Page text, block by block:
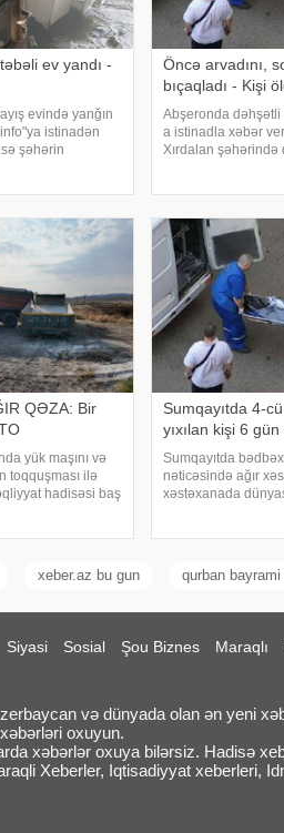
ev yandı -
evində yanğın
istinadən
şəhərin
Öncə arvadını,
bıçaqladı - Kişi
Abşeronda
a istinadla xəbər
Xırdalan şəhərində
Nəticəd
QƏZA: Bir
yük maşını və
toqquşması ilə
hadisəsi baş
Sumqayıtda 4-
yıxılan kişi 6
Sumqayıtda
nəticəsində ağır
xəstəxanada
xeber.az bu gun qurban bayrami
Siyasi Sosial Şou Biznes Maraqlı
və dünyada olan ən yeni
oxuyun.
xəbərlər oxuya bilərsiz. Hadisə
Xeberler, Iqtisadiyyat xeberleri,